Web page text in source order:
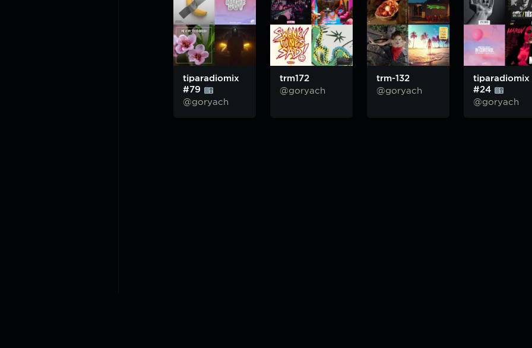
tiparadiomix
#79
@goryach
trm172
@goryach
trm-132
@goryach
tiparadiomix
#24
@goryach